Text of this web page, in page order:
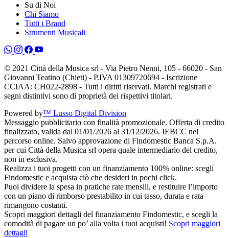
Su di Noi
Chi Siamo
Tutti i Brand
Strumenti Musicali
© 2021 Città della Musica srl - Via Pietro Nenni, 105 - 66020 - San
Giovanni Teatino (Chieti) - P.IVA 01309720694 - Iscrizione
CCIAA: CH022-2898 - Tutti i diritti riservati. Marchi registrati e
segni distintivi sono di proprietà dei rispettivi titolari.
Powered by™ Lusso Digital Division
Messaggio pubblicitario con finalità promozionale. Offerta di credito
finalizzato, valida dal 01/01/2026 al 31/12/2026. IEBCC nel
percorso online. Salvo approvazione di Findomestic Banca S.p.A.
per cui Città della Musica srl opera quale intermediario del credito,
non in esclusiva.
Realizza i tuoi progetti con un finanziamento 100% online: scegli
Findomestic e acquista ciò che desideri in pochi click.
Puoi dividere la spesa in pratiche rate mensili, e restituire l’importo
con un piano di rimborso prestabilito in cui tasso, durata e rata
rimangono costanti.
Scopri maggiori dettagli del finanziamento Findomestic, e scegli la
comodità di pagare un po’ alla volta i tuoi acquisti! Scopri maggiori
dettagli